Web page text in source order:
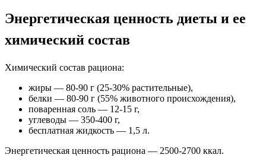
Энергетическая ценность диеты и ее
химический состав
Химический состав рациона:
жиры — 80-90 г (25-30% растительные),
белки — 80-90 г (55% животного происхождения),
поваренная соль — 12-15 г,
углеводы — 350-400 г,
бесплатная жидкость — 1,5 л.
Энергетическая ценность рациона — 2500-2700 ккал.